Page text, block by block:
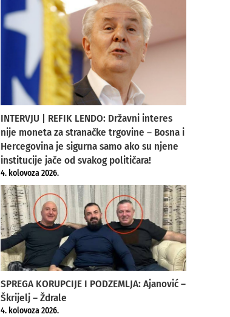
INTERVJU | REFIK LENDO: Državni interes
nije moneta za stranačke trgovine – Bosna i
Hercegovina je sigurna samo ako su njene
institucije jače od svakog političara!
4. kolovoza 2026.
SPREGA KORUPCIJE I PODZEMLJA: Ajanović –
Škrijelj – Ždrale
4. kolovoza 2026.